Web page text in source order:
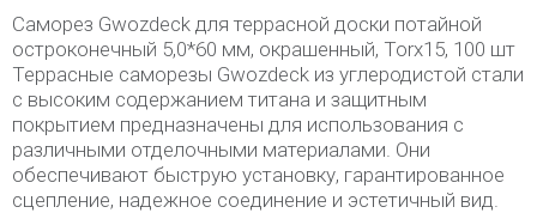
Саморез Gwozdeck для террасной доски потайной
остроконечный 5,0*60 мм, окрашенный, Torx15, 100 шт
Террасные саморезы Gwozdeck из углеродистой стали
с высоким содержанием титана и защитным
покрытием предназначены для использования с
различными отделочными материалами. Они
обеспечивают быструю установку, гарантированное
сцепление, надежное соединение и эстетичный вид.